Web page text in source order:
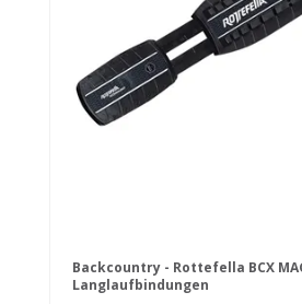
Backcountry - Rottefella BCX
Langlaufbindungen